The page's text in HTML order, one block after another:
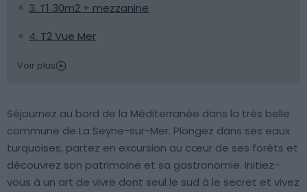
3. T1 30m2 + mezzanine
4. T2 Vue Mer
Voir plus
Séjournez au bord de la Méditerranée dans la très belle
commune de La Seyne-sur-Mer. Plongez dans ses eaux
turquoises, partez en excursion au cœur de ses forêts et
découvrez son patrimoine et sa gastronomie. Initiez-
vous à un art de vivre dont seul le sud à le secret et vivez